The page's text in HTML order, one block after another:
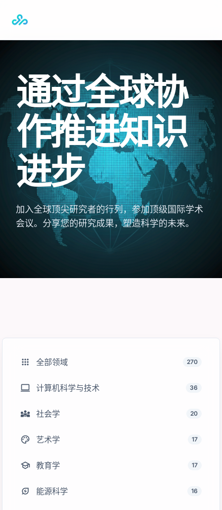
通过全球协
作推进知识
进步
加入全球顶尖研究者的行列，参加顶级国际学术
会议。分享您的研究成果，塑造科学的未来。
apps 全部领域 270
computer 计算机科学与技术 36
diversity_3 社会学 20
palette 艺术学 17
school 教育学 17
energy_savings_leaf 能源科学 16